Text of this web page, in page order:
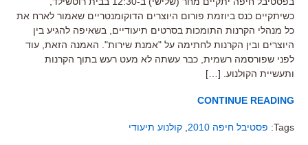
כשיתקיים כנס ביוזמת פורום היוצרים הדוקומנטריים שאמור לארח את
כל מנהלי הקרנות התומכות בסרטים תיעודיים, בשאיפה להגיע בין
היוצרים ובין הקרנות לחתימה על "אמנת שירות". האמנה הזאת, עוד
לפני שפורסמה רשמית, כבר עשתה לא מעט רעש בתוך הקרנות
ותעשיית הקולנוע. […]
CONTINUE READING
Tags: פסטיבל חיפה 2010 קולנוע תיעודי